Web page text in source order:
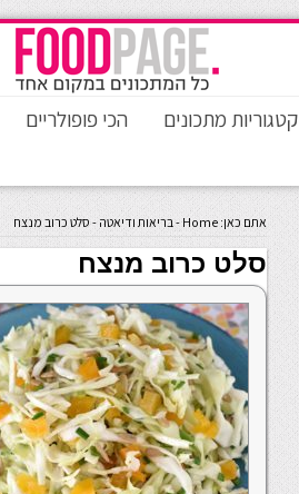
קטגוריות מתכונים הכי פופולריים
אתם כאן: Home
-בריאות ודיאטה - סלט כרוב מנצח
סלט כרוב מנצח